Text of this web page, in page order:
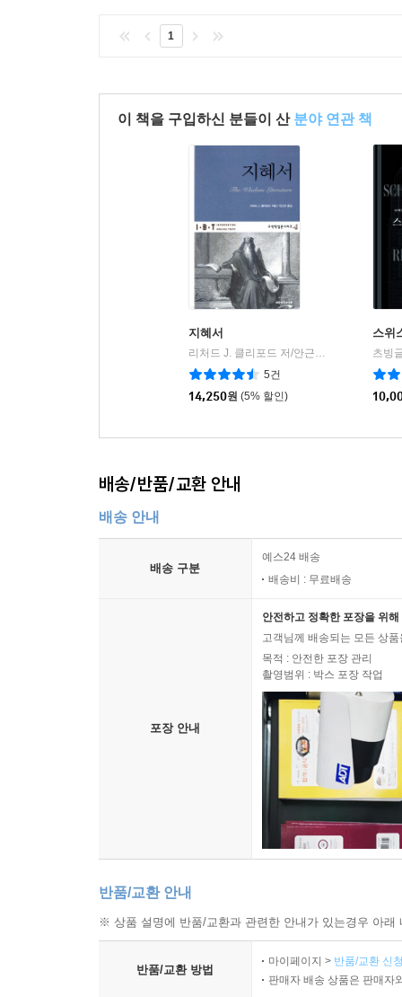
1
이 책을 구입하신 분들이 산 분야 연관 책
지혜서
리처드 J. 클리포드 저/안근조 역
대한기독
5건
14,250원 (5% 할인)
스위
츠빙
배송/반품/교환 안내
배송 안내
배송 구분
예스24 배송
배송비 : 무료배송
포장 안내
안전하고 정확한 포장을 위
고객님께 배송되는 모든 상
목적 : 안전한 포장 관리
촬영범위 : 박스 포장 작업
반품/교환 안내
※ 상품 설명에 반품/교환과 관련한 안내가 있는경우 아
반품/교환 방법
마이페이지 > 반품/교환 신
판매자 배송 상품은 판매자